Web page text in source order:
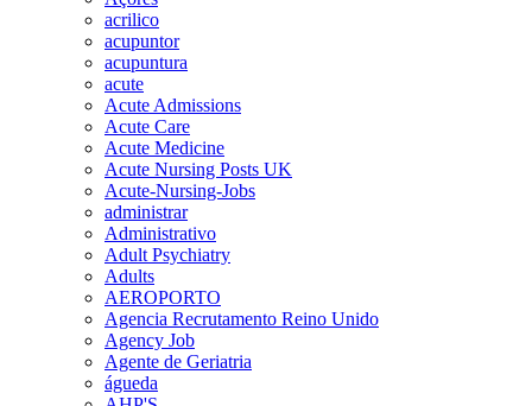
acrilico
acupuntor
acupuntura
acute
Acute Admissions
Acute Care
Acute Medicine
Acute Nursing Posts UK
Acute-Nursing-Jobs
administrar
Administrativo
Adult Psychiatry
Adults
AEROPORTO
Agencia Recrutamento Reino Unido
Agency Job
Agente de Geriatria
águeda